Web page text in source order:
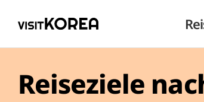
Reiseziele